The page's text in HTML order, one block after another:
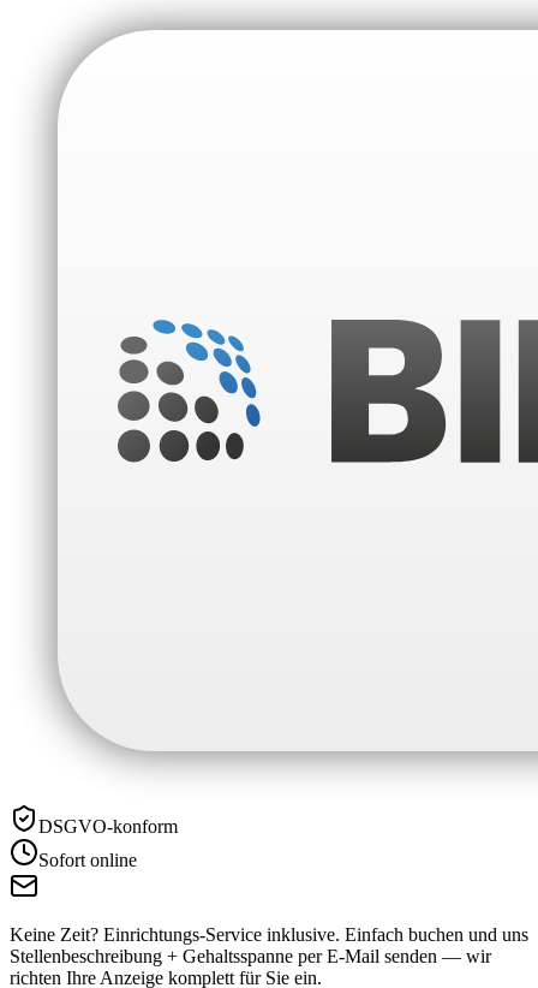
DSGVO-konform
Sofort online
Keine Zeit? Einrichtungs-Service inklusive. Einfach buchen und uns
Stellenbeschreibung + Gehaltsspanne per E-Mail senden — wir
richten Ihre Anzeige komplett für Sie ein.